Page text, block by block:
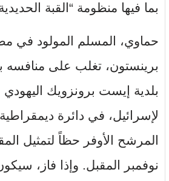
بما فيها منظومة “القبة
حماوي، المسلم المولود في
برينستون، تغلب على منافسه
بلدية إيست برونزويك اليهودي
لإسرائيل، في دائرة
المرشح الأوفر حظاً لتمثيل
نوفمبر المقبل. وإذا فاز،